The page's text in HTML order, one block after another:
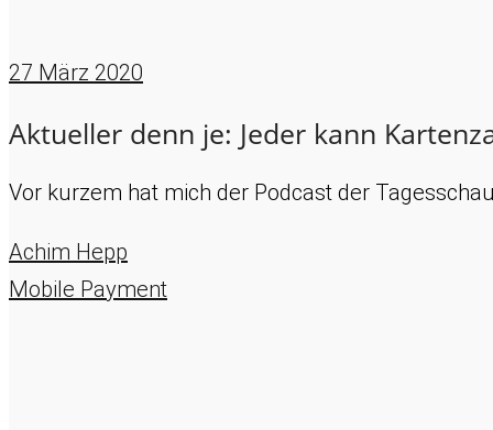
27 März 2020
Aktueller denn je: Jeder kann
Vor kurzem hat mich der Podcast der
Achim Hepp
Mobile Payment